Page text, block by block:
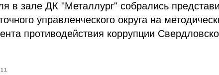
в зале ДК "Металлург" собрались
управленческого округа на
противодействия коррупции